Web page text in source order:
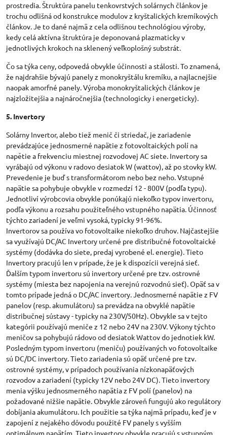
prostredia. Štruktúra panelu tenkovrstvých solárnych článkov je
trochu odlišná od konstrukce modulov z kryštalických kremíkových
článkov. Je to dané najmä z cela odlišnou technológiou výroby,
kedy celá aktívna štruktúra je deponovaná plazmaticky v
jednotlivých krokoch na sklenený veľkoplošný substrát.
Čo sa týka ceny, odpovedá obvykle účinnosti a stálosti. To znamená,
že najdrahšie bývajú panely z monokryštálu kremíku, a najlacnejšie
naopak amorfné panely. Výroba monokryštalických článkov je
najzložitejšia a najnáročnejšia (technologicky i energeticky).
5. Invertory
Solárny Invertor, alebo tiež menič či striedač, je zariadenie
prevádzajúce jednosmerné napätie z fotovoltaických polí na
napětie a frekvenciu miestnej rozvodovej AC siete. Invertory sa
vyrábajú od výkonu v radovo desiatok W (wattov), až po stovky kW.
Prevedenie je buď s transformátorom nebo bez neho. Vstupné
napätie sa pohybuje obvykle v rozmedzí 12 - 800V (podľa typu).
Jednotliví výrobcovia obvykle ponúkajú niekoľko typov invertoru,
podľa výkonu a rozsahu použiteľného vstupného napätia. Účinnosť
týchto zariadení je veľmi vysoká, typicky 91-96%.
Invertorov sa používa vo fotovoltaike niekoľko druhov. Najčastejšie
sa využívajú DC/AC Invertory určené pre distribučné fotovoltaické
systémy (dodávka do siete, predaj vyrobené el. energie). Tieto
Invertory pracujú len v prípade, že je k dispozícii verejná sieť.
Ďalším typom invertoru sú invertory určené pre tzv. ostrovné
systémy (miesta bez napojenia na verejnú rozvodnú sieť). Opäť sa v
tomto prípade jedná o DC/AC invertory. Jednosmerné napätie z FV
panelov (resp. akumulátoru) sa prevádza na obvyklé napätie
distribučnej sústavy - typicky na 230V/50Hz). Obvykle sa v tejto
kategórii používajú meniče z 12 nebo 24V na 230V. Výkony týchto
meničov sa pohybujú rádovo od desiatok Wattov do jednotiek kW.
Posledným typom invertoru (meniču) používaných vo fotovoltaike
sú DC/DC invertory. Tieto zariadenia sú opäť určené pre tzv.
ostrovné systémy, v prípadoch používania nízkonapäťových
rozvodov a zariadení (typicky 12V nebo 24V DC). Tieto invertory
menia výšku jednosmerného napätia z FV polí (panelov) na
požadované nižšie napätie. Obvykle zároveň fungujú ako regulátory
dobíjania akumulátoru. Ich použitie sa týka najmä prípadu, keď je v
zapojení z nejakého dôvodu použité FV panely s vyšším
optimálnym napätím. Tieto invertory obvykle pracujú s vstupným